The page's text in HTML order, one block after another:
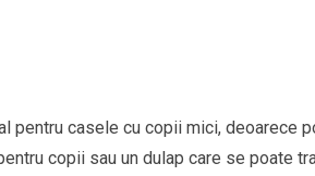
pentru casele cu copii mici, deoarece
copii sau un dulap care se poate